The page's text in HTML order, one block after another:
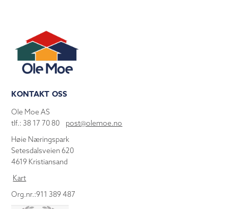
KONTAKT OSS
Ole Moe AS
tlf.: 38 17 70 80 post@olemoe.no
Høie Næringspark
Setesdalsveien 620
4619 Kristiansand
Kart
Org.nr.:911 389 487